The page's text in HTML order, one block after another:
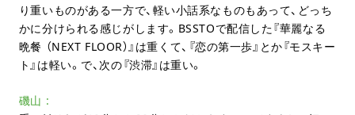
り重いものがある一方で、軽い小話系なものもあって、どっち
かに分けられる感じがします。BSSTOで配信した『華麗なる
晩餐 （NEXT FLOOR）』は重くて、『恋の第一歩』とか『モスキー
ト』は軽い。で、次の『渋滞』は重い。
磯山